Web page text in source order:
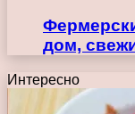
дом,
Интересно